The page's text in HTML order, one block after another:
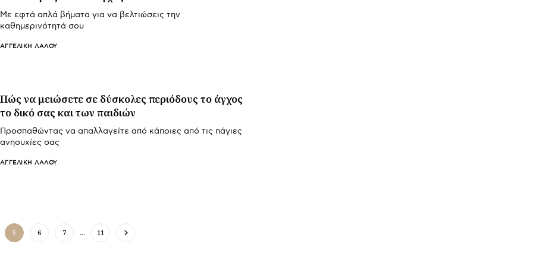
Με εφτά απλά βήματα για να βελτιώσεις την
καθημερινότητά σου
ΑΓΓΕΛΙΚΉ ΛΆΛΟΥ
Πώς να μειώσετε σε δύσκολες περιόδους το άγχος
το δικό σας και των παιδιών
Προσπαθώντας να απαλλαγείτε από κάποιες από τις πάγιες
ανησυχίες σας
ΑΓΓΕΛΙΚΉ ΛΆΛΟΥ
5 6 7 … 11